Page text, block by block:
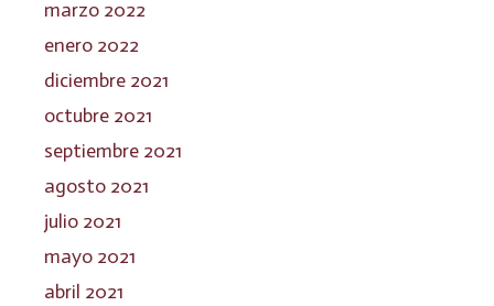
marzo 2022
enero 2022
diciembre 2021
octubre 2021
septiembre 2021
agosto 2021
julio 2021
mayo 2021
abril 2021